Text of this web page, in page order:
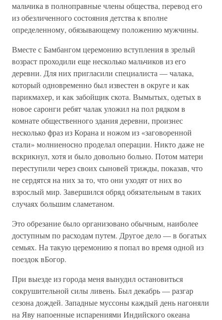
мальчика в полноправные члены общества, перевод его
из обезличенного состояния детства к вполне
определенному, обязывающему положению мужчины.
Вместе с Бамбангом церемонию вступления в зрелый
возраст проходили еще несколько мальчиков из его
деревни. Для них пригласили специалиста — чалака,
который одновременно был известен в округе и как
парикмахер, и как забойщик скота. Вымытых, одетых в
новое саронги ребят чалак уложил на пол рядком в
комнате общественного здания деревни, произнес
несколько фраз из Корана и ножом из «заговоренной
стали» молниеносно проделал операции. Никто даже не
вскрикнул, хотя и было довольно больно. Потом матери
переступили через своих сыновей трижды, показав, что
не сердятся на них за то, что они уходят от них во
взрослый мир. Завершился обряд обязательным в таких
случаях большим сламетаном.
Это обрезание было организовано обычным, наиболее
доступным по расходам путем. Другое дело — в богатых
семьях. На такую церемонию я попал во время одной из
поездок вБогор.
При выезде из города меня вынудил остановиться
сокрушительной силы ливень. Был декабрь — разгар
сезона дождей. Западные муссоны каждый день нагоняли
на Яву напоенные испарениями Индийского океана